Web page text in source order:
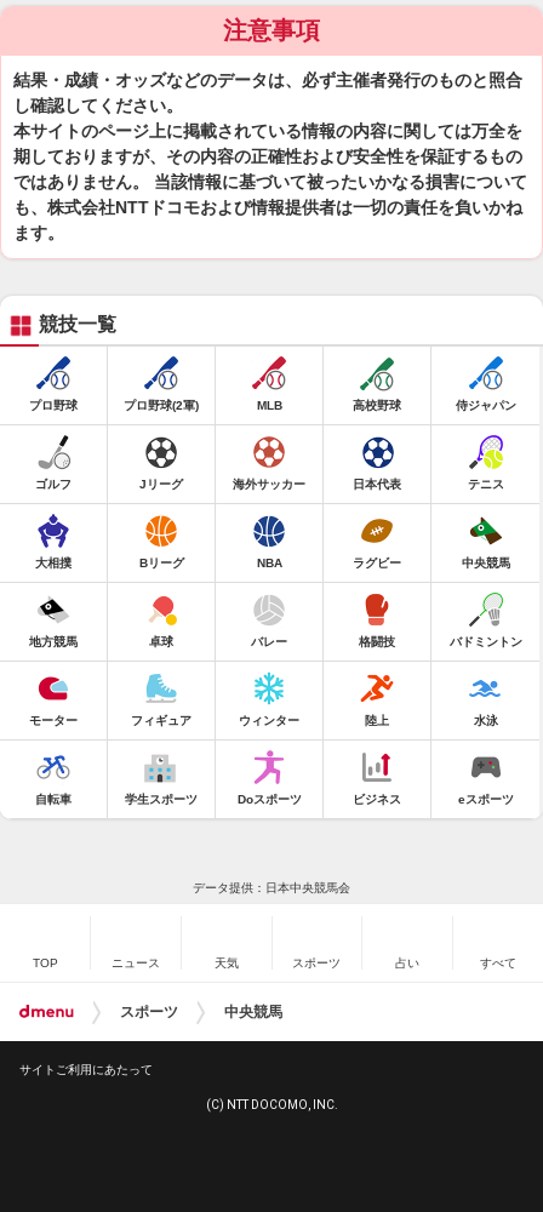
注意事項
結果・成績・オッズなどのデータは、必ず主催者発行のものと照合
し確認してください。
本サイトのページ上に掲載されている情報の内容に関しては万全を
期しておりますが、その内容の正確性および安全性を保証するもの
ではありません。 当該情報に基づいて被ったいかなる損害について
も、株式会社NTTドコモおよび情報提供者は一切の責任を負いかね
ます。
競技一覧
プロ野球 プロ野球(2軍) MLB 高校野球 侍ジャパン
ゴルフ Jリーグ 海外サッカー 日本代表 テニス
大相撲 Bリーグ NBA ラグビー 中央競馬
地方競馬 卓球 バレー 格闘技 バドミントン
モーター フィギュア ウィンター 陸上 水泳
自転車 学生スポーツ Doスポーツ ビジネス eスポーツ
データ提供：日本中央競馬会
TOP ニュース 天気 スポーツ 占い すべて
スポーツ 中央競馬
サイトご利用にあたって
(C) NTT DOCOMO, INC.